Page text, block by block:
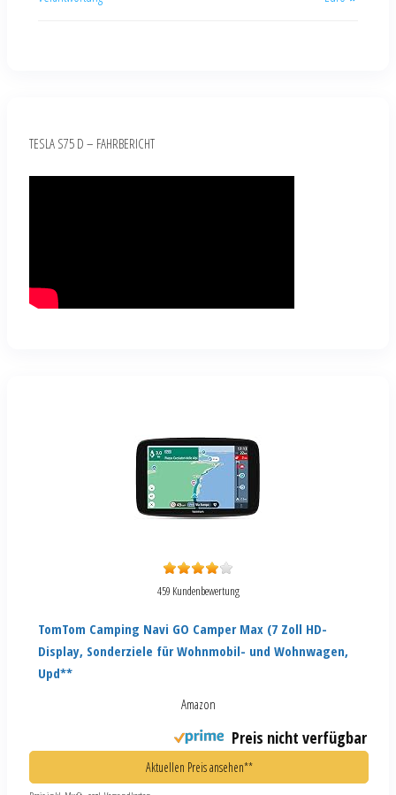
TESLA S75 D – FAHRBERICHT
459 Kundenbewertung
TomTom Camping Navi GO Camper Max (7 Zoll HD-
Display, Sonderziele für Wohnmobil- und Wohnwagen,
Upd**
Amazon
Preis nicht verfügbar
Aktuellen Preis ansehen**